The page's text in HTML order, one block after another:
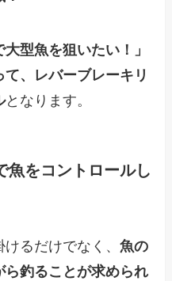
大型魚を狙いたい！」
、レバーブレーキリ
となります。
をコントロールし
けるだけでなく、魚の
釣ることが求められ